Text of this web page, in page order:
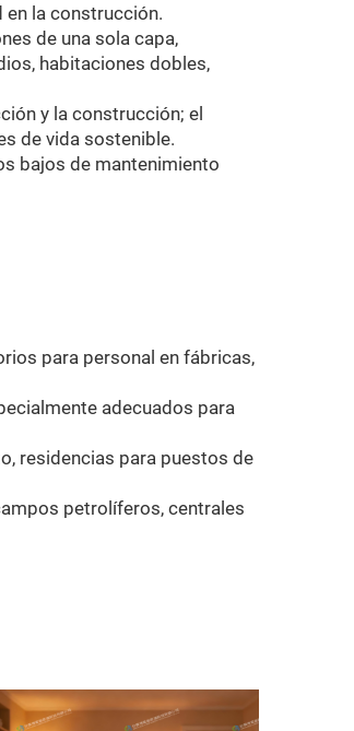
la construcción.
de una sola capa,
habitaciones dobles,
y la construcción; el
de vida sostenible.
bajos de mantenimiento
para personal en fábricas,
adecuados para
residencias para puestos de
petrolíferos, centrales